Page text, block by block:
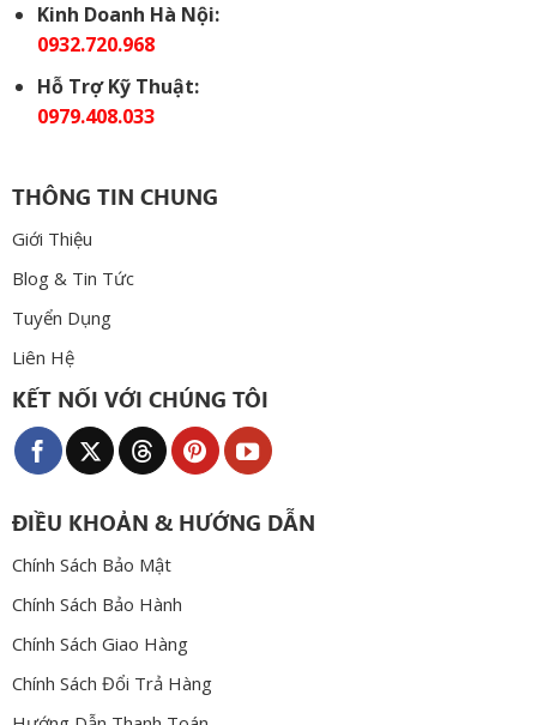
Kinh Doanh Hà Nội:
0932.720.968
Hỗ Trợ Kỹ Thuật:
0979.408.033
THÔNG TIN CHUNG
Giới Thiệu
Blog & Tin Tức
Tuyển Dụng
Liên Hệ
KẾT NỐI VỚI CHÚNG TÔI
ĐIỀU KHOẢN & HƯỚNG DẪN
Chính Sách Bảo Mật
Chính Sách Bảo Hành
Chính Sách Giao Hàng
Chính Sách Đổi Trả Hàng